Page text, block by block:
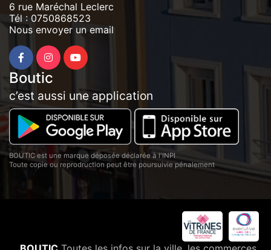
6 rue Maréchal Leclerc
Tél : 0750868523
Nous envoyer un email
Boutic
c’est aussi une application
BOUTIC est une marque déposée déclarée à l'INPI
Toute copie ou reprodruction peut être poursuivie pénalement